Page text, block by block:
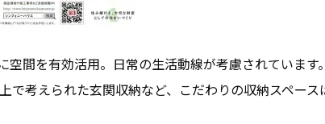
空間を有効活用。日常の生活動線が考慮されていま
考えられた玄関収納など、こだわりの収納スペース